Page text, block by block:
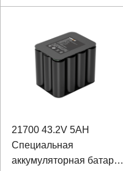
21700 43.2V 5AH
Специальная
аккумуляторная батарея